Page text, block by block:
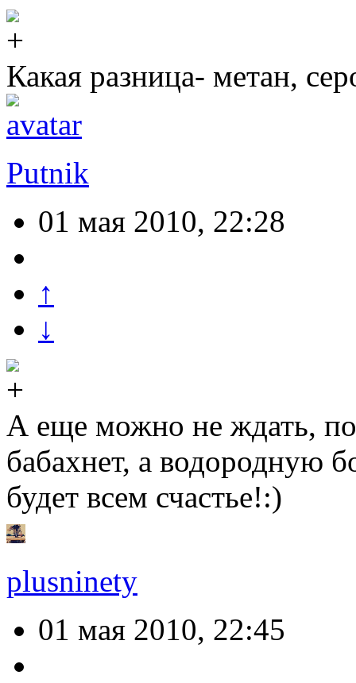
Какая разница- метан,
Putnik
01 мая 2010, 22:28
↑
↓
А еще можно не ждать,
бабахнет, а водородную
будет всем счастье!:)
plusninety
01 мая 2010, 22:45